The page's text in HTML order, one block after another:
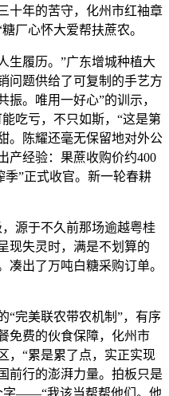
十年的苦守，化州市红袖章
厂心怀大爱帮扶蔗农。
履历。”广东增城种植大
问题供给了可复制的手艺方
。唯用一好心”的训示，
吃亏，不只如斯，“这是第
。陈耀还毫无保留地对外公
产经验：果蔗收购价约400
季”正式收官。新一轮春耕
源于不久前那场逾越粤桂
现失灵时，满是不划算的
凑出了万吨白糖采购订单。
完美联农带农机制”，有序
免费的伙食保障，化州市
，“累是累了点，实正实现
前行的澎湃力量。拍板只是